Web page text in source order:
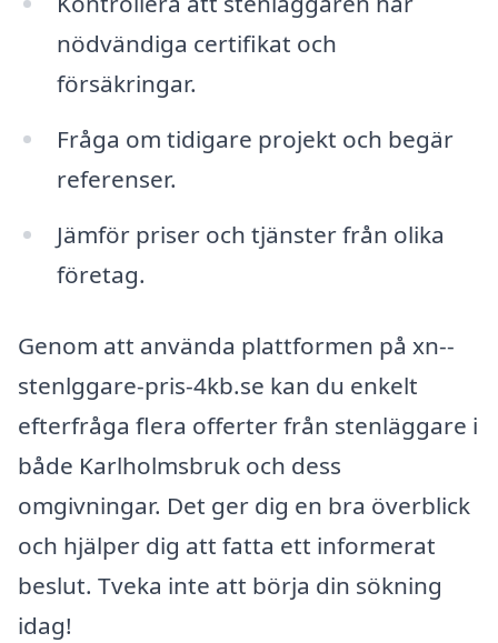
nödvändiga certifikat och
försäkringar.
Fråga om tidigare projekt och begär
referenser.
Jämför priser och tjänster från olika
företag.
Genom att använda plattformen på xn--
stenlggare-pris-4kb.se kan du enkelt
efterfråga flera offerter från stenläggare i
både Karlholmsbruk och dess
omgivningar. Det ger dig en bra överblick
och hjälper dig att fatta ett informerat
beslut. Tveka inte att börja din sökning
idag!